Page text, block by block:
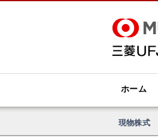
ホーム
現物株式